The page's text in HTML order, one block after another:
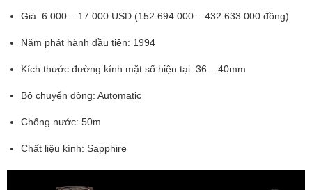
Giá: 6.000 – 17.000 USD (152.694.000 – 432.633.000 đồng)
Năm phát hành đầu tiên: 1994
Kích thước đường kính mặt số hiện tại: 36 – 40mm
Bộ chuyển động: Automatic
Chống nước: 50m
Chất liệu kính: Sapphire